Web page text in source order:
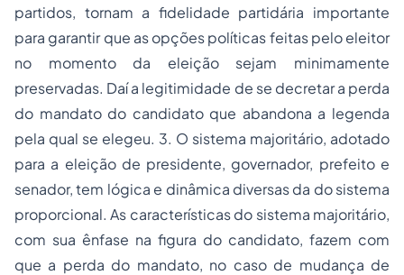
partidos, tornam a fidelidade partidária importante
para garantir que as opções políticas feitas pelo eleitor
no momento da eleição sejam minimamente
preservadas. Daí a legitimidade de se decretar a perda
do mandato do candidato que abandona a legenda
pela qual se elegeu. 3. O sistema majoritário, adotado
para a eleição de presidente, governador, prefeito e
senador, tem lógica e dinâmica diversas da do sistema
proporcional. As características do sistema majoritário,
com sua ênfase na figura do candidato, fazem com
que a perda do mandato, no caso de mudança de